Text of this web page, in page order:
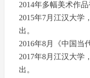
2014年多幅美术作
2015年7月江汉大学
出。
2016年8月《中国当
2017年8月江汉大学
出。